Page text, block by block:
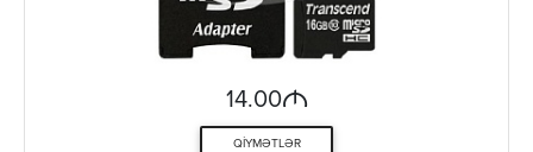
14.00M
QIYMƏTLƏR